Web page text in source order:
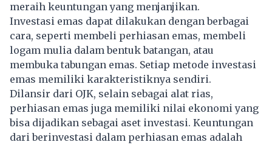
meraih keuntungan yang menjanjikan.
Investasi emas dapat dilakukan dengan berbagai
cara, seperti membeli perhiasan emas, membeli
logam mulia dalam bentuk batangan, atau
membuka tabungan emas. Setiap metode investasi
emas memiliki karakteristiknya sendiri.
Dilansir dari OJK, selain sebagai alat rias,
perhiasan emas juga memiliki nilai ekonomi yang
bisa dijadikan sebagai aset investasi. Keuntungan
dari berinvestasi dalam perhiasan emas adalah